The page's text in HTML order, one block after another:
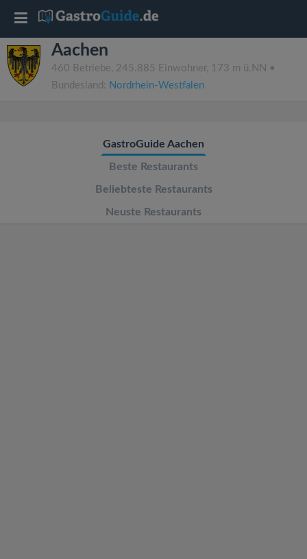
Aachen
460 Betriebe, 245.885 Einwohner, 173 m ü.NN •
Bundesland: Nordrhein-Westfalen
GastroGuide Aachen
Beste Restaurants
Beliebteste Restaurants
Neuste Restaurants
T
o